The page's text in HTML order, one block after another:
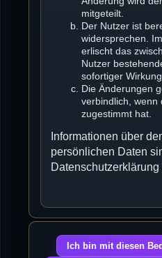
mitgeteilt.
Der Nutzer ist
widersprechen.
erlischt das
Nutzer
sofortiger
Die Änderungen
verbindlich, wenn
zugestimmt hat.
Informationen über
persönlichen Daten
Datenschutzerklärung